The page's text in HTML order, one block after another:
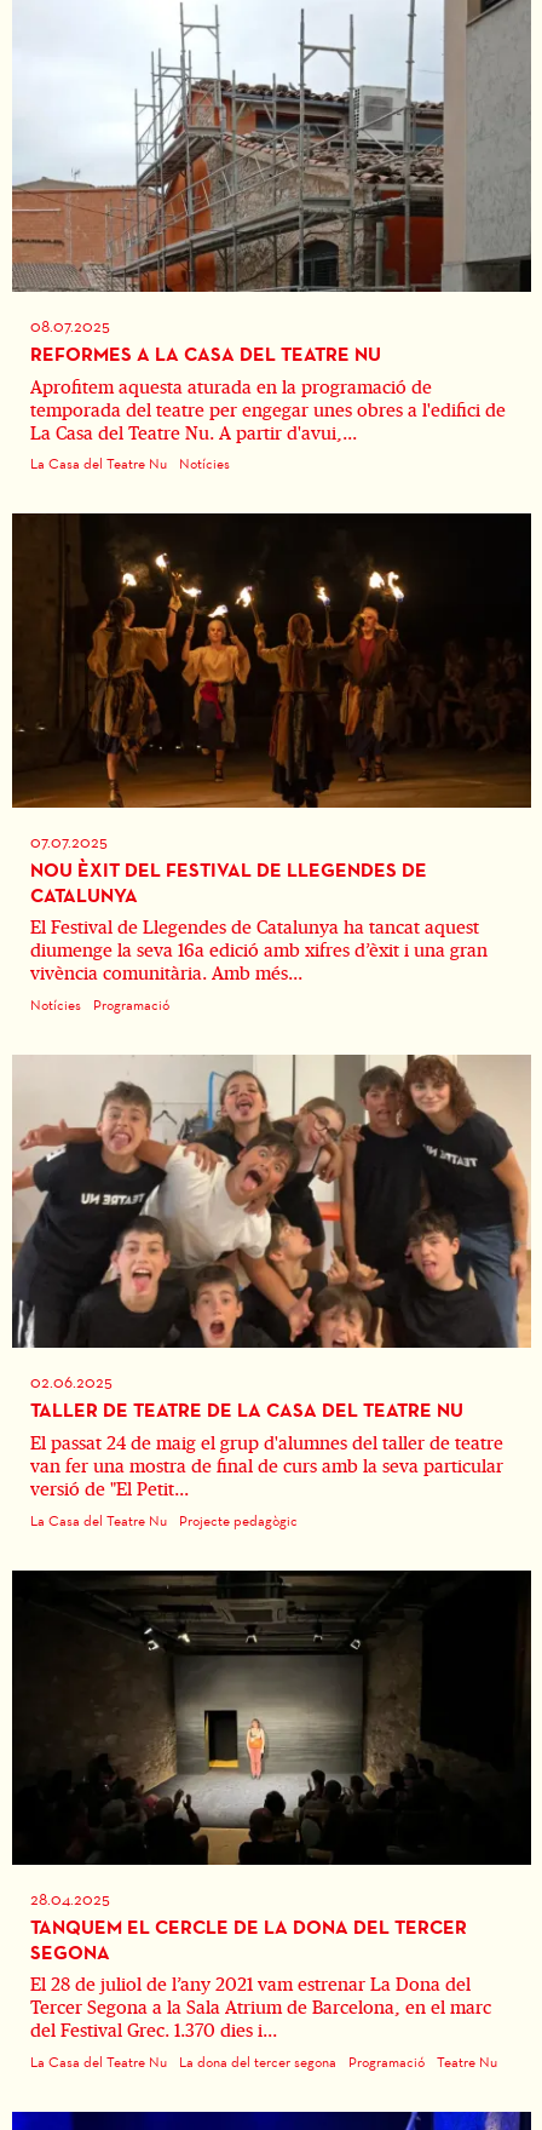
08.07.2025
REFORMES A LA CASA DEL TEATRE NU
Aprofitem aquesta aturada en la programació de
temporada del teatre per engegar unes obres a l'edifici de
La Casa del Teatre Nu. A partir d'avui,...
La Casa del Teatre Nu Notícies
07.07.2025
NOU ÈXIT DEL FESTIVAL DE LLEGENDES DE
CATALUNYA
El Festival de Llegendes de Catalunya ha tancat aquest
diumenge la seva 16a edició amb xifres d’èxit i una gran
vivència comunitària. Amb més...
Notícies Programació
02.06.2025
TALLER DE TEATRE DE LA CASA DEL TEATRE NU
El passat 24 de maig el grup d'alumnes del taller de teatre
van fer una mostra de final de curs amb la seva particular
versió de "El Petit...
La Casa del Teatre Nu Projecte pedagògic
28.04.2025
TANQUEM EL CERCLE DE LA DONA DEL TERCER
SEGONA
El 28 de juliol de l’any 2021 vam estrenar La Dona del
Tercer Segona a la Sala Atrium de Barcelona, en el marc
del Festival Grec. 1.370 dies i...
La Casa del Teatre Nu La dona del tercer segona Programació Teatre Nu